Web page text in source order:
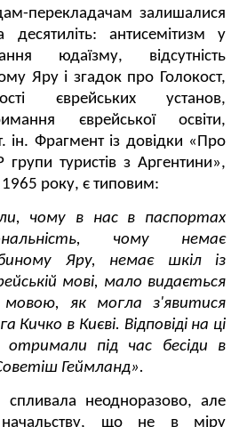
перекладачам залишалися
десятиліть: антисемітизм у
юдаїзму, відсутність
Яру і згадок про Голокост,
єврейських установ,
єврейської освіти,
ін. Фрагмент із довідки «Про
туристів з Аргентини»,
року, є типовим:
чому в нас в паспортах
чому немає
Яру, немає шкіл із
мові, мало видається
мовою, як могла з'явитися
Кичко в Києві. Відповіді на ці
під час бесіди в
Геймланд».
неодноразово, але
начальству, що не в міру